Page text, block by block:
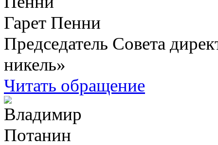
Гарет Пенни
Председатель Совета
никель»
Читать обращение